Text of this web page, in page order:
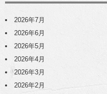
2026年7月
2026年6月
2026年5月
2026年4月
2026年3月
2026年2月